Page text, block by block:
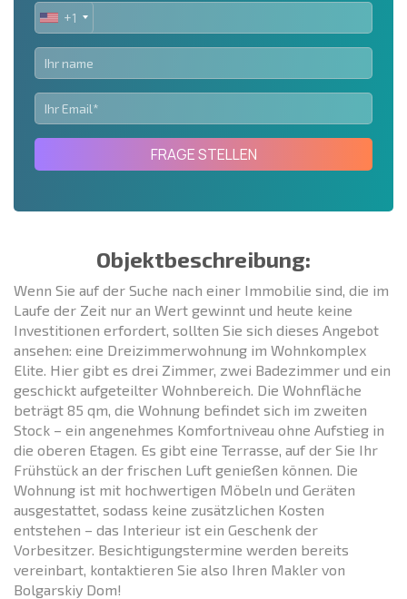
UNITED
STATES
+1
+1
FRAGE STELLEN
Objektbeschreibung:
Wenn Sie auf der Suche nach einer Immobilie sind, die im
Laufe der Zeit nur an Wert gewinnt und heute keine
Investitionen erfordert, sollten Sie sich dieses Angebot
ansehen: eine Dreizimmerwohnung im Wohnkomplex
Elite. Hier gibt es drei Zimmer, zwei Badezimmer und ein
geschickt aufgeteilter Wohnbereich. Die Wohnfläche
beträgt 85 qm, die Wohnung befindet sich im zweiten
Stock – ein angenehmes Komfortniveau ohne Aufstieg in
die oberen Etagen. Es gibt eine Terrasse, auf der Sie Ihr
Frühstück an der frischen Luft genießen können. Die
Wohnung ist mit hochwertigen Möbeln und Geräten
ausgestattet, sodass keine zusätzlichen Kosten
entstehen – das Interieur ist ein Geschenk der
Vorbesitzer. Besichtigungstermine werden bereits
vereinbart, kontaktieren Sie also Ihren Makler von
Bolgarskiy Dom!